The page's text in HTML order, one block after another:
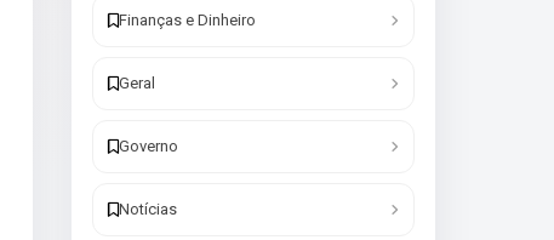
Finanças e Dinheiro
Geral
Governo
Notícias